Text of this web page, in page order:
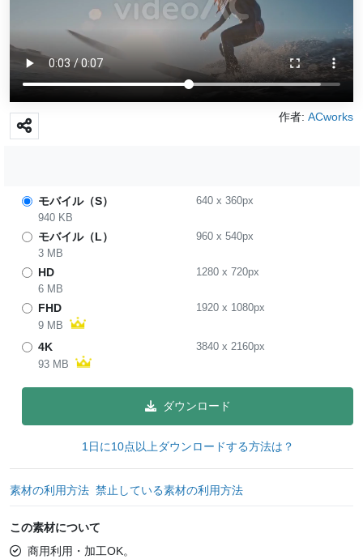
作者: ACworks
モバイル（S） 640x 360px
940 KB
モバイル（L） 960x 540px
3 MB
HD 1280x 720px
6 MB
FHD 1920x 1080px
9 MB
4K 3840x 2160px
93 MB
ダウンロード
1日に10点以上ダウンロードする方法は？
素材の利用方法 禁止している素材の利用方法
この素材について
商用利用・加工OK。